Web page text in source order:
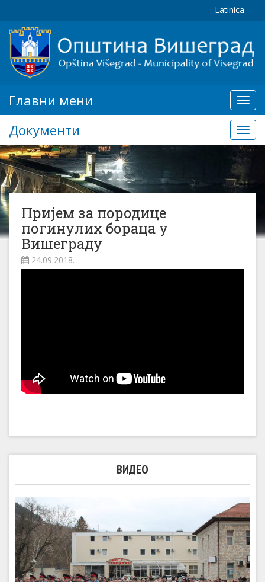
Latinica
мени
Главни мени
Документи
Пријем за породице
погинулих бораца у
Вишеграду
24.09.2018.
ВИДЕО